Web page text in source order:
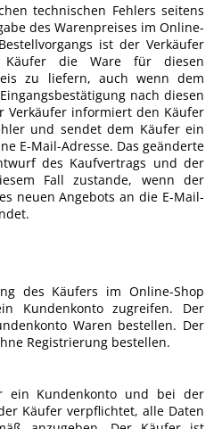
technischen Fehlers seitens
des Warenpreises im Online-
ist der Verkäufer
Käufer die Ware für diesen
zu liefern, auch wenn dem
nach diesen
Verkäufer informiert den Käufer
und sendet dem Käufer ein
E-Mail-Adresse. Das geänderte
des Kaufvertrags und der
Fall zustande, wenn der
neuen Angebots an die E-Mail-
des Käufers im Online-Shop
Kundenkonto zugreifen. Der
Waren bestellen. Der
Registrierung bestellen.
ein Kundenkonto und bei der
Käufer verpflichtet, alle Daten